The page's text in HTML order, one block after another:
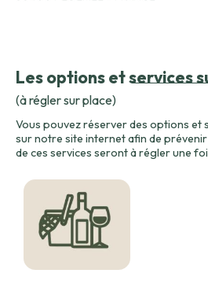
Les options et services
(à régler sur place)
Vous pouvez réserver des options et
sur notre site internet afin de
de ces services seront à régler une